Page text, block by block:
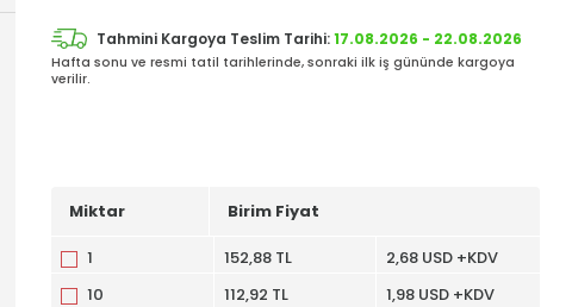
Tahmini Kargoya Teslim Tarihi:17.08.2026 - 22.08.2026
Hafta sonu ve resmi tatil tarihlerinde, sonraki ilk iş gününde kargoya
verilir.
Miktar Birim Fiyat
1 152,88 TL
2,68 USD +KDV
10
112,92 TL
1,98 USD +KDV